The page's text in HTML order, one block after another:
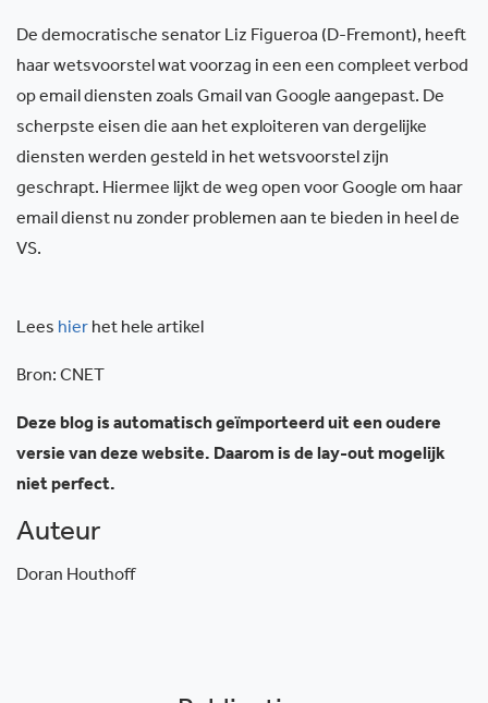
De democratische senator Liz Figueroa (D-Fremont), heeft
haar wetsvoorstel wat voorzag in een een compleet verbod
op email diensten zoals Gmail van Google aangepast. De
scherpste eisen die aan het exploiteren van dergelijke
diensten werden gesteld in het wetsvoorstel zijn
geschrapt. Hiermee lijkt de weg open voor Google om haar
email dienst nu zonder problemen aan te bieden in heel de
VS.
Lees hier het hele artikel
Bron: CNET
Deze blog is automatisch geïmporteerd uit een oudere
versie van deze website. Daarom is de lay-out mogelijk
niet perfect.
Auteur
Doran Houthoff